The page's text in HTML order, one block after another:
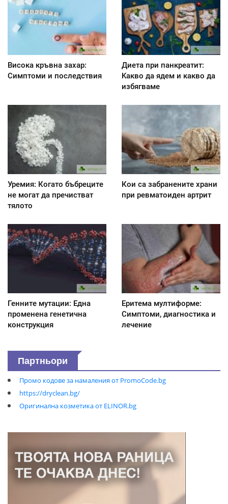
Висока кръвна захар:
Симптоми и последствия
Диета при панкреатит:
Kакво да ядем и какво да
избягваме
Уремия: Когато бъбреците
не могат да пречистват
тялото
Кои са забранените храни
при ревматоиден артрит
Генните мутации: Една
променена генетична
конструкция
Еритема мултиформе:
Симптоми, диагностика и
лечение
Партньори
Промо кодове за намаления от PromoCode.bg
https://dryclean.bg/
Оригинална козметика от ELINOR.bg